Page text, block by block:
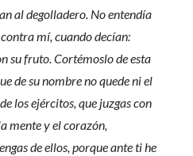
al degolladero. No entendía
mí, cuando decían:
su fruto. Cortémoslo de esta
de su nombre no quede ni el
los ejércitos, que juzgas con
mente y el corazón,
de ellos, porque ante ti he